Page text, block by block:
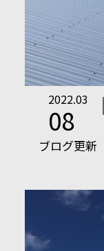
2022.03
08
ブログ更新